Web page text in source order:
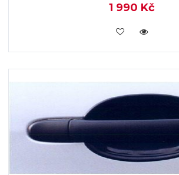
1 990 Kč
KOUPIT